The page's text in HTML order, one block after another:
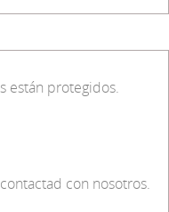
están protegidos.
con nosotros.